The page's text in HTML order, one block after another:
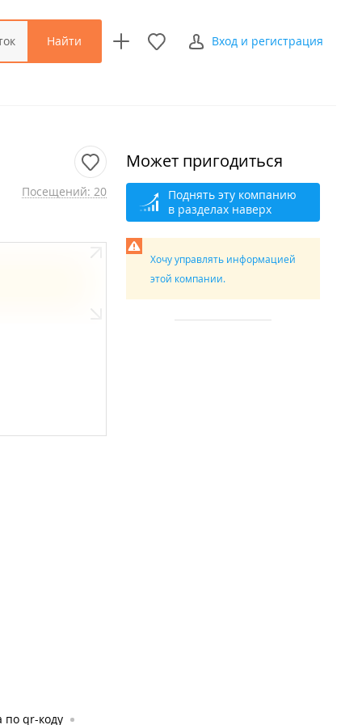
Найти Вход и регистрация
Посещений: 20
по qr-коду
Может пригодиться
Поднять эту компанию
в разделах наверх
Хочу управлять информацией
этой компании.